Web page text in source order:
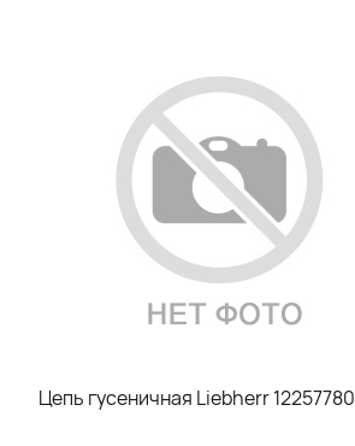
Цепь гусеничная Liebherr 12257780